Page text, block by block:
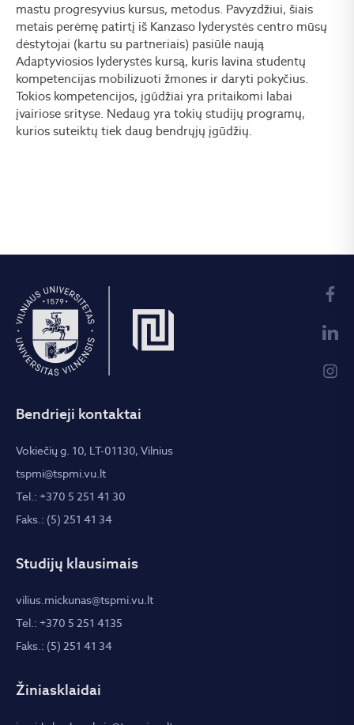
mastu progresyvius kursus, metodus. Pavyzdžiui, šiais
metais perėmę patirtį iš Kanzaso lyderystės centro mūsų
dėstytojai (kartu su partneriais) pasiūlė naują
Adaptyviosios lyderystės kursą, kuris lavina studentų
kompetencijas mobilizuoti žmones ir daryti pokyčius.
Tokios kompetencijos, įgūdžiai yra pritaikomi labai
įvairiose srityse. Nedaug yra tokių studijų programų,
kurios suteiktų tiek daug bendrųjų įgūdžių.
Bendrieji kontaktai
Vokiečių g. 10, LT-01130, Vilnius
tspmi@tspmi.vu.lt
Tel.: +370 5 251 41 30
Faks.: (5) 251 41 34
Studijų klausimais
vilius.mickunas@tspmi.vu.lt
Tel.: +370 5 251 4135
Faks.: (5) 251 41 34
Žiniasklaidai